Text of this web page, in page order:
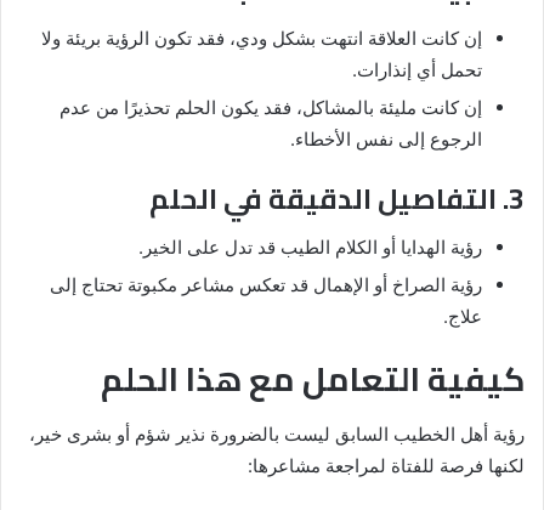
إن كانت العلاقة انتهت بشكل ودي، فقد تكون الرؤية بريئة ولا
تحمل أي إنذارات.
إن كانت مليئة بالمشاكل، فقد يكون الحلم تحذيرًا من عدم
الرجوع إلى نفس الأخطاء.
3. التفاصيل الدقيقة في الحلم
رؤية الهدايا أو الكلام الطيب قد تدل على الخير.
رؤية الصراخ أو الإهمال قد تعكس مشاعر مكبوتة تحتاج إلى
علاج.
كيفية التعامل مع هذا الحلم
رؤية أهل الخطيب السابق ليست بالضرورة نذير شؤم أو بشرى خير،
لكنها فرصة للفتاة لمراجعة مشاعرها: